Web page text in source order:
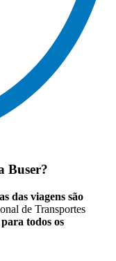
Buser?
das viagens são
de Transportes
todos os